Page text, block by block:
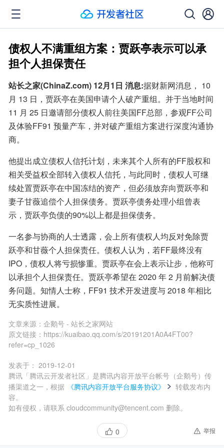
债权人不满重组方案：贾跃亭表示可以承
担个人担保责任
站长之家(ChinaZ.com) 12月1日 消息:据财新网消息， 10
月 13 日，贾跃亭在美国申请个人破产重组。并于当地时间
11 月 25 日邀请部分债权人前往美国FF总部，参观FF公司
及体验FF91 预量产车，并对破产重组方案进行深度沟通协
商。
他提出成立债权人信托计划，未来其个人所有的FF股权和
相关受益权全部转入债权人信托，与此同时，债权人可继
续处置贾跃亭在中国冻结的资产，但必须放弃向贾跃亭和
妻子甘薇追偿个人担保债务。贾跃亭债务处理小组曾表
示，贾跃亭负债的90%以上都是担保债务。
一名参与协商的人士透露，会上所有债权人均反对免除贾
跃亭和甘薇个人担保责任。债权人认为，若FF最终没有
IPO，债权人将亏损惨重。贾跃亭在会上表示让步，他称可
以承担个人担保责任。贾跃亭希望在 2020 年 2 月前解决债
务问题。知情人士称，FF91 技术开发进度与 2018 年相比
无实质性进展。
文章来源： 企鹅号 - 站长之家网站
原文链接： https://kuaibao.qq.com/s/20191201A0A4FT00?
refer=cp_1026
发表于： 2019-12-01
腾讯「腾讯云开发者社区」是腾讯内容开放平台帐号（企鹅号）传
播渠道之一，根据
《腾讯内容开放平台服务协议》
转载发布内
容。
如有侵权，请联系 cloudcommunity@tencent.com 删除。
0 举报